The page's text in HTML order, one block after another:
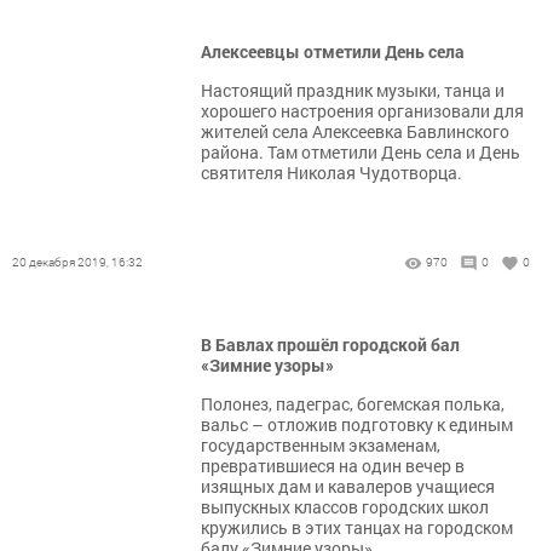
Алексеевцы отметили День села
Настоящий праздник музыки, танца и
хорошего настроения организовали для
жителей села Алексеевка Бавлинского
района. Там отметили День села и День
святителя Николая Чудотворца.
20 декабря 2019, 16:32 970 0 0
В Бавлах прошёл городской бал
«Зимние узоры»
Полонез, падеграс, богемская полька,
вальс – отложив подготовку к единым
государственным экзаменам,
превратившиеся на один вечер в
изящных дам и кавалеров учащиеся
выпускных классов городских школ
кружились в этих танцах на городском